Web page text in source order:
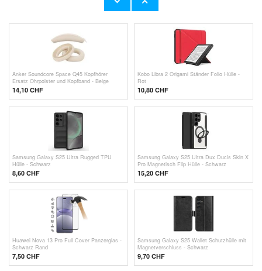
Anker Soundcore Space Q45 Kopfhörer
Ersatz Ohrpolster und Kopfband - Beige
14,10 CHF
Kobo Libra 2 Origami Ständer Folio Hülle -
Rot
10,80 CHF
Samsung Galaxy S25 Ultra Rugged TPU
Hülle - Schwarz
8,60 CHF
Samsung Galaxy S25 Ultra Dux Ducis Skin X
Pro Magnetisch Flip Hülle - Schwarz
15,20 CHF
Huawei Nova 13 Pro Full Cover Panzerglas -
Schwarz Rand
7,50 CHF
Samsung Galaxy S25 Wallet Schutzhülle mit
Magnetverschluss - Schwarz
9,70 CHF